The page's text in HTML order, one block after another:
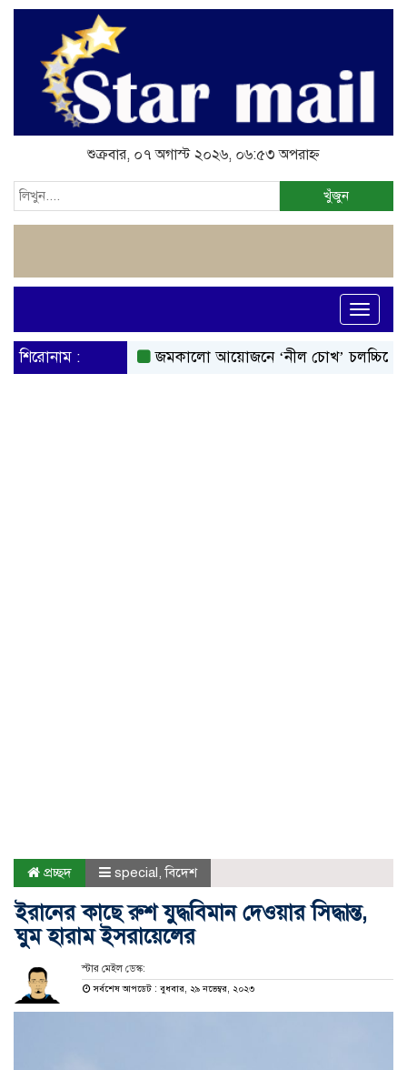
শুক্রবার, ০৭ অগাস্ট ২০২৬, ০৬:৫৩ অপরাহ্ন
খুঁজুন
Toggle
শিরোনাম : জমকালো আয়োজনে ‘নীল চোখ’ চলচ্চিত্রের
প্রচ্ছদ special,বিদেশ
ইরানের কাছে রুশ যুদ্ধবিমান দেওয়ার সিদ্ধান্ত,
ঘুম হারাম ইসরায়েলের
স্টার মেইল ডেস্ক:
সর্বশেষ আপডেট : বুধবার, ২৯ নভেম্বর, ২০২৩